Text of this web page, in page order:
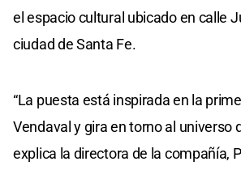
el espacio cultural ubicado en calle
ciudad de Santa Fe.
“La puesta está inspirada en la
Vendaval y gira en torno al universo
explica la directora de la compañía,